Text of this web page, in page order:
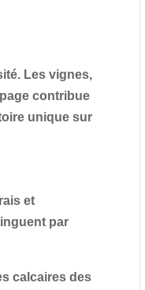
Les vignes,
contribue
unique sur
et
par
calcaires des